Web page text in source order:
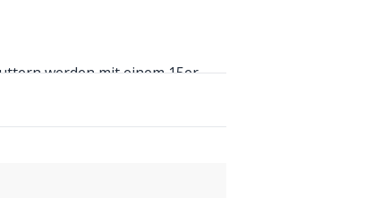
werden mit einem 15er-